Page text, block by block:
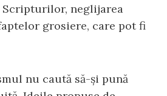
neglijarea
grosiere, care pot fi
nu caută să-și pună